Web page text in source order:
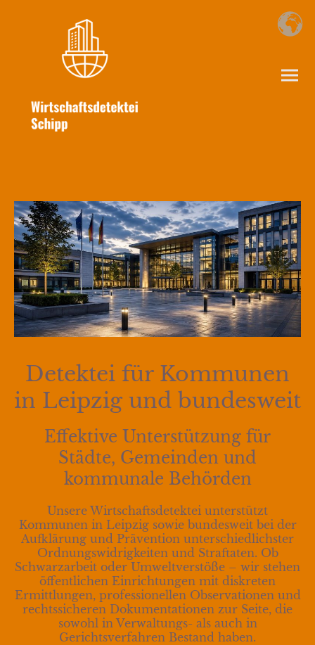
Detektei für Kommunen
in Leipzig und bundesweit
Effektive Unterstützung für
Städte, Gemeinden und
kommunale Behörden
Unsere Wirtschaftsdetektei unterstützt
Kommunen in Leipzig sowie bundesweit bei der
Aufklärung und Prävention unterschiedlichster
Ordnungswidrigkeiten und Straftaten. Ob
Schwarzarbeit oder Umweltverstöße – wir stehen
öffentlichen Einrichtungen mit diskreten
Ermittlungen, professionellen Observationen und
rechtssicheren Dokumentationen zur Seite, die
sowohl in Verwaltungs- als auch in
Gerichtsverfahren Bestand haben.